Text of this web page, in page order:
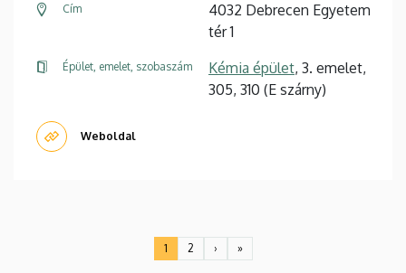
Cím
4032 Debrecen Egyetem
tér 1
Épület, emelet, szobaszám Kémia épület, 3. emelet,
305, 310 (E szárny)
Weboldal
Jelenlegi
1
Oldal
2 › »